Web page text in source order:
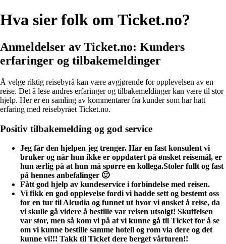
Hva sier folk om Ticket.no?
Anmeldelser av Ticket.no: Kunders
erfaringer og tilbakemeldinger
Å velge riktig reisebyrå kan være avgjørende for opplevelsen av en
reise. Det å lese andres erfaringer og tilbakemeldinger kan være til stor
hjelp. Her er en samling av kommentarer fra kunder som har hatt
erfaring med reisebyrået Ticket.no.
Positiv tilbakemelding og god service
Jeg får den hjelpen jeg trenger. Har en fast konsulent vi
bruker og når hun ikke er oppdatert på ønsket reisemål, er
hun ærlig på at hun må spørre en kollega.Stoler fullt og fast
på hennes anbefalinger 🙂
Fått god hjelp av kundeservice i forbindelse med reisen.
Vi fikk en god opplevelse fordi vi hadde sett og bestemt oss
for en tur til Alcudia og funnet ut hvor vi ønsket å reise, da
vi skulle gå videre å bestille var reisen utsolgt! Skuffelsen
var stor, men så kom vi på at vi kunne gå til Ticket for å se
om vi kunne bestille samme hotell og rom via dere og det
kunne vi!!! Takk til Ticket dere berget vårturen!!